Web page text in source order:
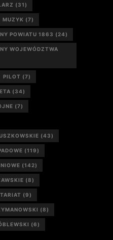
(31)
MUZYK (7)
POWIATU 1863 (24)
WOJEWÓDZTWA
PILOT (7)
(34)
(7)
(43)
(119)
(142)
(8)
(9)
(8)
(6)